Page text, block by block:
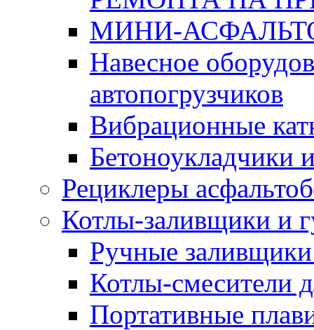
МИНИ-
Навесное
автопогрузчиков
Вибрационные
Бетоноукладчики
Рециклеры
Котлы-заливщики и
Ручные заливщики
Котлы-смесители
Портативные